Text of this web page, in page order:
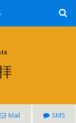
Mail SMS